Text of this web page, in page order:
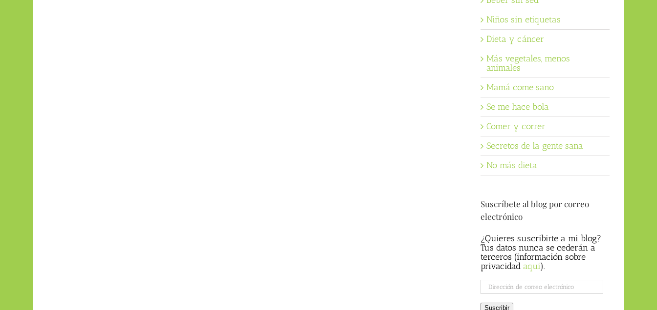
Niños sin etiquetas
Dieta y cáncer
Más vegetales, menos
animales
Mamá come sano
Se me hace bola
Comer y correr
Secretos de la gente sana
No más dieta
Suscríbete al blog por correo
electrónico
¿Quieres suscribirte a mi blog?
Tus datos nunca se cederán a
terceros (información sobre
privacidad aqui).
Dirección
de
correo
Suscribir